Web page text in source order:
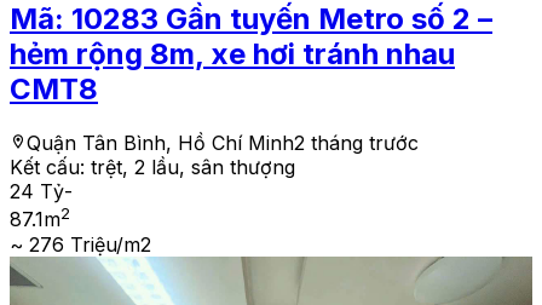
Mã: 10283 Gần tuyến Metro số 2 –
hẻm rộng 8m, xe hơi tránh nhau
CMT8
Quận Tân Bình, Hồ Chí Minh2 tháng trước
Kết cấu: trệt, 2 lầu, sân thượng
24 Tỷ-
87.1m2
~ 276 Triệu/m2